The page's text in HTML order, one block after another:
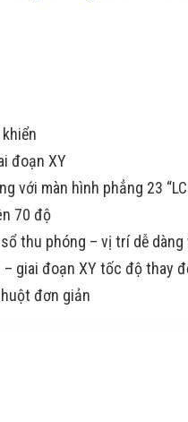
đoạn XY
với màn hình phẳng 23
70 độ
thu phóng – vị trí dễ
giai đoạn XY tốc độ thay
đơn giản